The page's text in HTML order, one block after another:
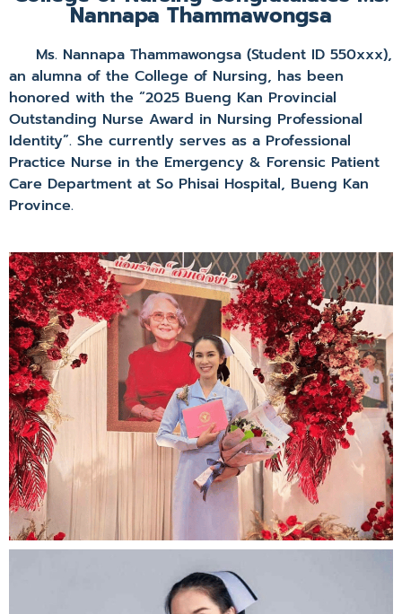
Nannapa Thammawongsa
Ms. Nannapa Thammawongsa (Student ID 550xxx),
an alumna of the College of Nursing, has been
honored with the “2025 Bueng Kan Provincial
Outstanding Nurse Award in Nursing Professional
Identity”. She currently serves as a Professional
Practice Nurse in the Emergency & Forensic Patient
Care Department at So Phisai Hospital, Bueng Kan
Province.